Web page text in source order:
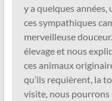
y a quelques
ces sympathiques
merveilleuse
élevage et nous
ces animaux
qu’ils requièrent, la
visite, nous